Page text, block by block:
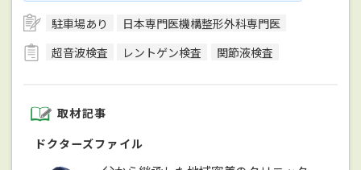
駐車場あり
日本専門医機構整形外科専門医
超音波検査
レントゲン検査 関節液検査
取材記事
ドクターズファイル